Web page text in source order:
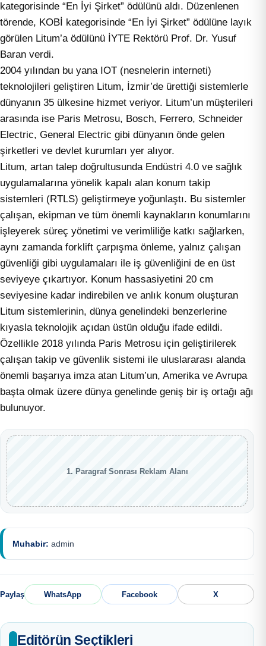
kategorisinde “En İyi Şirket” ödülünü aldı. Düzenlenen
törende, KOBİ kategorisinde “En İyi Şirket” ödülüne layık
görülen Litum’a ödülünü İYTE Rektörü Prof. Dr. Yusuf
Baran verdi.
2004 yılından bu yana IOT (nesnelerin interneti)
teknolojileri geliştiren Litum, İzmir’de ürettiği sistemlerle
dünyanın 35 ülkesine hizmet veriyor. Litum’un müşterileri
arasında ise Paris Metrosu, Bosch, Ferrero, Schneider
Electric, General Electric gibi dünyanın önde gelen
şirketleri ve devlet kurumları yer alıyor.
Litum, artan talep doğrultusunda Endüstri 4.0 ve sağlık
uygulamalarına yönelik kapalı alan konum takip
sistemleri (RTLS) geliştirmeye yoğunlaştı. Bu sistemler
çalışan, ekipman ve tüm önemli kaynakların konumlarını
işleyerek süreç yönetimi ve verimliliğe katkı sağlarken,
aynı zamanda forklift çarpışma önleme, yalnız çalışan
güvenliği gibi uygulamaları ile iş güvenliğini de en üst
seviyeye çıkartıyor. Konum hassasiyetini 20 cm
seviyesine kadar indirebilen ve anlık konum oluşturan
Litum sistemlerinin, dünya genelindeki benzerlerine
kıyasla teknolojik açıdan üstün olduğu ifade edildi.
Özellikle 2018 yılında Paris Metrosu için geliştirilerek
çalışan takip ve güvenlik sistemi ile uluslararası alanda
önemli başarıya imza atan Litum’un, Amerika ve Avrupa
başta olmak üzere dünya genelinde geniş bir iş ortağı ağı
bulunuyor.
1. Paragraf Sonrası Reklam Alanı
Muhabir: admin
Paylaş WhatsApp Facebook X
Editörün Seçtikleri